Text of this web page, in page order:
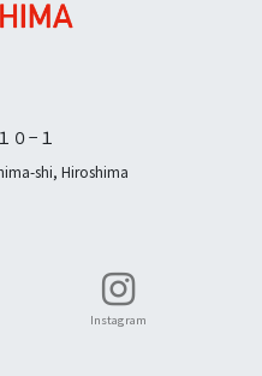
０−１
shi, Hiroshima
Instagram